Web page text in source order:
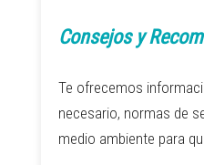
Consejos y
Te ofrecemos
necesario, normas de
medio ambiente para